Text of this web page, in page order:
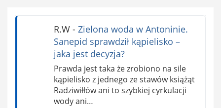
R.W- Zielona woda w Antoninie.
Sanepid sprawdził kąpielisko –
jaka jest decyzja?
Prawda jest taka że zrobiono na sile
kąpielisko z jednego ze stawów książąt
Radziwiłłów ani to szybkiej cyrkulacji
wody ani…